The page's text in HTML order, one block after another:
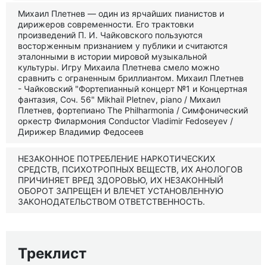
Михаил Плетнев — один из ярчайших пианистов и
дирижеров современности. Его трактовки
произведений П. И. Чайковского пользуются
восторженным признанием у публики и считаются
эталонными в истории мировой музыкальной
культуры. Игру Михаила Плетнева смело можно
сравнить с ограненным бриллиантом. Михаил Плетнев
- Чайковский "Фортепианный концерт №1 и Концертная
фантазия, Соч. 56" Mikhail Pletnev, piano / Михаил
Плетнев, фортепиано The Philharmonia / Симфонический
оркестр Филармония Conductor Vladimir Fedoseyev /
Дирижер Владимир Федосеев
НЕЗАКОННОЕ ПОТРЕБЛЕНИЕ НАРКОТИЧЕСКИХ
СРЕДСТВ, ПСИХОТРОПНЫХ ВЕЩЕСТВ, ИХ АНОЛОГОВ
ПРИЧИНЯЕТ ВРЕД ЗДОРОВЬЮ, ИХ НЕЗАКОННЫЙ
ОБОРОТ ЗАПРЕЩЕН И ВЛЕЧЕТ УСТАНОВЛЕННУЮ
ЗАКОНОДАТЕЛЬСТВОМ ОТВЕТСТВЕННОСТЬ.
Треклист